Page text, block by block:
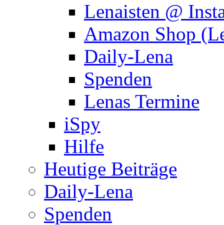
Lenaisten @
Amazon Shop
Daily-Lena
Spenden
Lenas Termine
iSpy
Hilfe
Heutige Beiträge
Daily-Lena
Spenden